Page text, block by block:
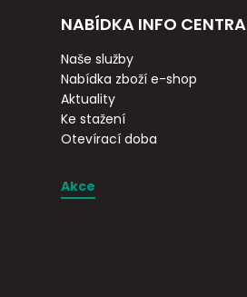
NABÍDKA INFO CENTRA
Naše služby
Nabídka zboží e-shop
Aktuality
Ke stažení
Otevírací doba
Akce